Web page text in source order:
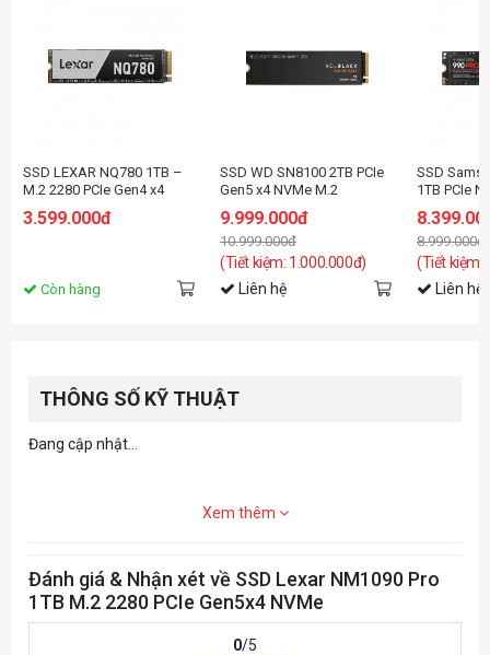
SSD LEXAR NQ780 1TB –
M.2 2280 PCIe Gen4 x4
2500MB/s) -
3.599.000đ
Còn hàng
SSD WD SN8100 2TB PCIe
Gen5 x4 NVMe M.2
9.999.000đ
10.999.000đ
(Tiết kiệm: 1.000.000đ)
Liên hệ
SSD
1TB PCIe
-
8.999.000đ
(Tiết kiệm:
Liên hệ
THÔNG SỐ KỸ THUẬT
Đang cập nhật...
Xem thêm
Đánh giá & Nhận xét về SSD Lexar NM1090 Pro
1TB M.2 2280 PCIe Gen5x4 NVMe
0/5